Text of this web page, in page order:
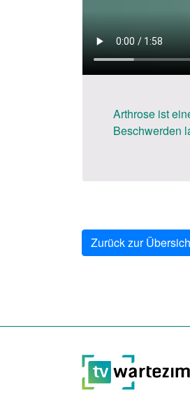
Arthrose ist
Beschwerden
Zurück zur